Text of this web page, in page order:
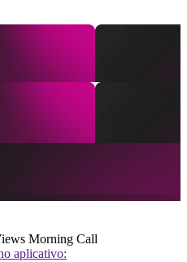
Morning Call
aplicativo: